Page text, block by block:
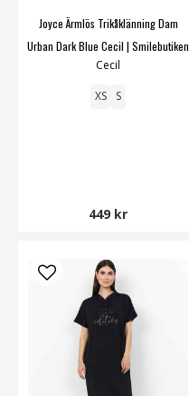
Joyce Ärmlös Trikåklänning Dam
Urban Dark Blue Cecil | Smilebutiken
Cecil
XS S
449 kr